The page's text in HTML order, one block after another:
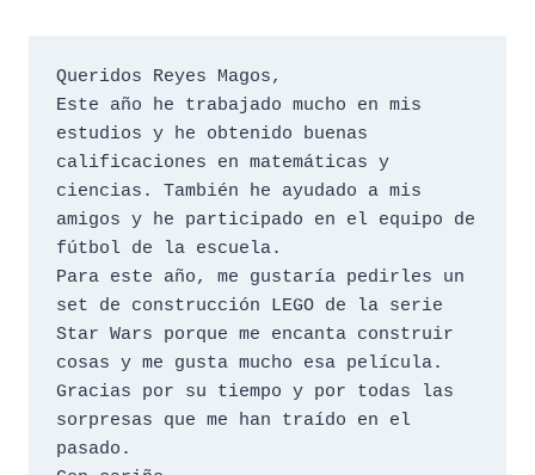
Queridos Reyes Magos,
Este año he trabajado mucho en mis
estudios y he obtenido buenas
calificaciones en matemáticas y
ciencias. También he ayudado a mis
amigos y he participado en el equipo de
fútbol de la escuela.
Para este año, me gustaría pedirles un
set de construcción LEGO de la serie
Star Wars porque me encanta construir
cosas y me gusta mucho esa película.
Gracias por su tiempo y por todas las
sorpresas que me han traído en el
pasado.